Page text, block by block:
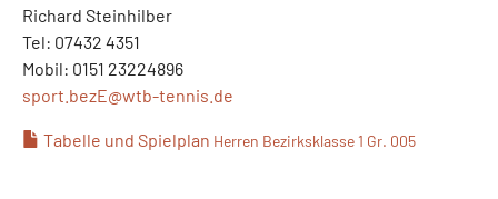
Richard Steinhilber
Tel: 07432 4351
Mobil: 0151 23224896
sport.bezE@wtb-tennis.de
Tabelle und Spielplan Herren Bezirksklasse 1 Gr. 005